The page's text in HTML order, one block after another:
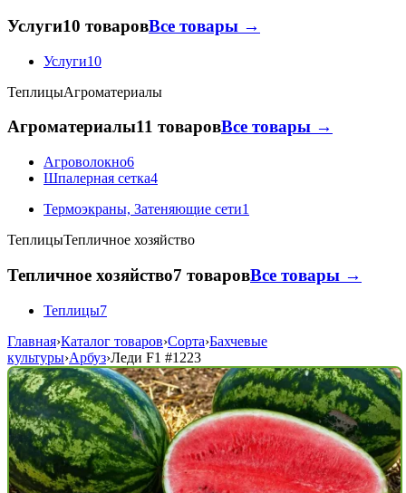
Услуги10 товаровВсе товары →
Услуги10
ТеплицыАгроматериалы
Агроматериалы11 товаровВсе товары →
Агроволокно6
Шпалерная сетка4
Термоэкраны, Затеняющие сети1
ТеплицыТепличное хозяйство
Тепличное хозяйство7 товаровВсе товары →
Теплицы7
Главная›Каталог товаров›Сорта›Бахчевые
культуры›Арбуз›Леди F1 #1223